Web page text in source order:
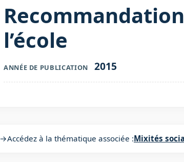
l’école
ANNÉE DE PUBLICATION 2015
→Accédez à la thématique associée :Mixités